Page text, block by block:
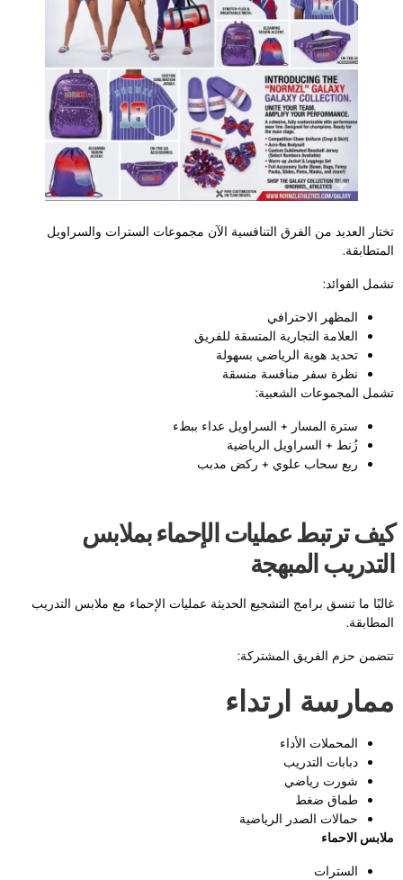
العديد من الفرق التنافسية الآن مجموعات السترات والسراويل
الفوائد:
المظهر الاحترافي
العلامة التجارية المتسقة للفريق
تحديد هوية الرياضي بسهولة
نظرة سفر منافسة منسقة
المجموعات الشعبية:
سترة المسار + السراويل عداء ببطء
زُنط + السراويل الرياضية
ربع سحاب علوي + ركض مدبب
ترتبط عمليات الإحماء بملابس
المبهجة
ما تنسق برامج التشجيع الحديثة عمليات الإحماء مع ملابس التدريب
حزم الفريق المشتركة:
ارتداء
المحملات الأداء
دبابات التدريب
شورت رياضي
طماق ضغط
حمالات الصدر الرياضية
الاحماء
السترات